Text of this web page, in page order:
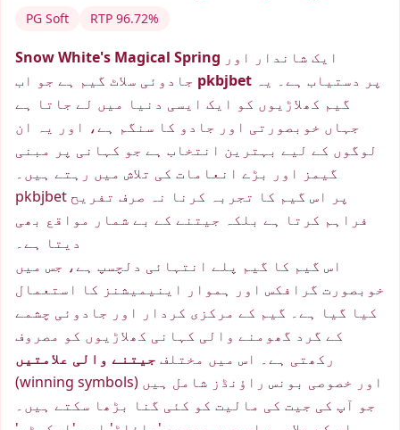
PG Soft RTP 96.72%
Snow White's Magical Spring
pkbjbet
گیم کھلاڑیوں کو ایک ایسی دنیا میں لے جاتا ہے
جہاں خوبصورتی اور جادو کا سنگم ہے، اور یہ ان
لوگوں کے لیے بہترین انتخاب ہے جو کہانی پر مبنی
گیمز اور بڑے انعامات کی تلاش میں رہتے ہیں۔
pkbjbet پر اس گیم کا تجربہ کرنا نہ صرف تفریح
فراہم کرتا ہے بلکہ جیتنے کے بے شمار مواقع بھی
دیتا ہے۔
اس گیم کا گیم پلے انتہائی دلچسپ ہے، جس میں
خوبصورت گرافکس اور ہموار اینیمیشنز کا استعمال
کیا گیا ہے۔ گیم کے مرکزی کردار اور جادوئی چشمے
کے گرد گھومنے والی کہانی کھلاڑیوں کو مصروف
رکھتی ہے۔ اس میں مختلف جیتنے والی علامتیں
(winning symbols) اور خصوصی بونس راؤنڈز شامل ہیں
جو آپ کی جیت کی مالیت کو کئی گنا بڑھا سکتے ہیں۔